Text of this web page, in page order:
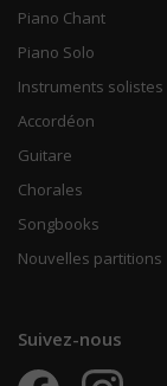
Piano Chant
Piano Solo
Instruments solistes
Accordéon
Guitare
Chorales
Songbooks
Nouvelles partitions
Suivez-nous